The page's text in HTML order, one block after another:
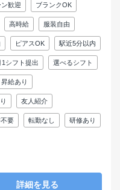
歓迎 ブランクOK
高時給 服装自由
ピアスOK 駅近5分以内
1シフト提出 選べるシフト
昇給あり
友人紹介
要 転勤なし 研修あり
詳細を見る